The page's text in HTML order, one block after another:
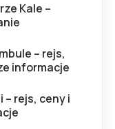
Kale –
– rejs,
informacje
– rejs, ceny i